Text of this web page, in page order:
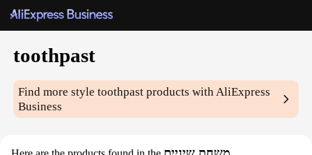
toothpast
Find more styletoothpast products with AliExpress
Business